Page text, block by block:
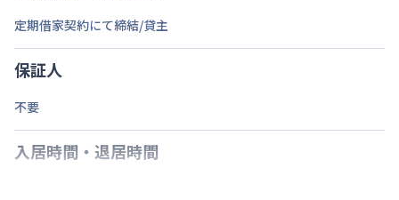
定期借家契約にて締結/貸主
保証人
不要
入居時間・退居時間